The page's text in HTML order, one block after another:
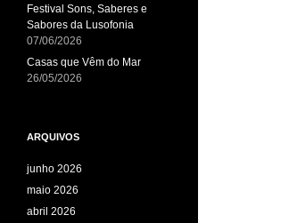
Festival Sons, Saberes e
Sabores da Lusofonia
07/06/2026
Casas que Vêm do Mar
26/05/2026
ARQUIVOS
junho 2026
maio 2026
abril 2026